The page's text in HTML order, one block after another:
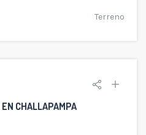
Terreno
CHALLAPAMPA